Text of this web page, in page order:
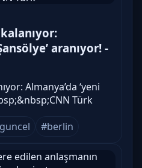
aranıyor! -
Almanya’da ‘yeni
Türk
#berlin